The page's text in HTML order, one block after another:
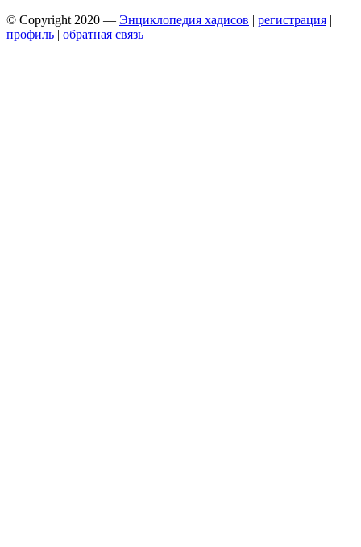
© Copyright 2020 — Энциклопедия хадисов | регистрация |
профиль | обратная связь